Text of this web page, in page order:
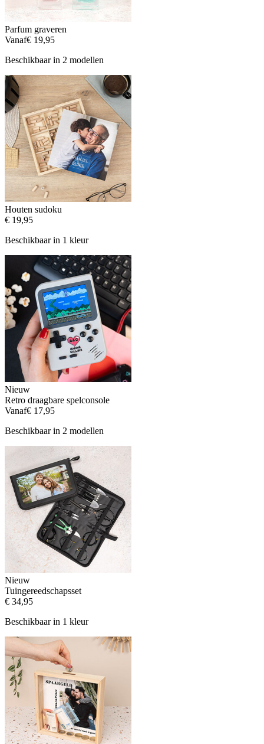
Parfum graveren
Vanaf€ 19,95
Beschikbaar in 2 modellen
Houten sudoku
€ 19,95
Beschikbaar in 1 kleur
Nieuw
Retro draagbare spelconsole
Vanaf€ 17,95
Beschikbaar in 2 modellen
Nieuw
Tuingereedschapsset
€ 34,95
Beschikbaar in 1 kleur